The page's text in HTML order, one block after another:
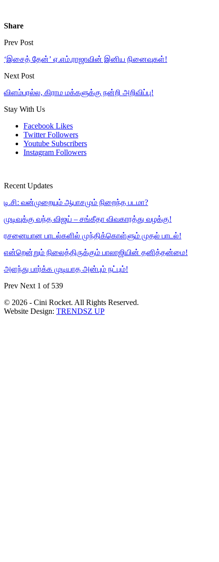
Share
Prev Post
‘இசைத் தேன்’ ஏ.எம்.ராஜாவின் இனிய நினைவுகள்!
Next Post
விளம்பரல்ல, கிராம மக்களுக்கு நன்றி அறிவிப்பு!
Stay With Us
Facebook Likes
Twitter Followers
Youtube Subscribers
Instagram Followers
Recent Updates
டி.சி: வன்முறையும் ஆபாசமும் நிறைந்த படமா?
முடிவுக்கு வந்த விஜய் – சங்கீதா விவகாரத்து வழக்கு!
ரசனையான பாடல்களில் முந்திக்கொள்ளும் முதல் பாடல்!
என்றென்றும் நிலைத்திருக்கும் பாலாஜியின் தனித்தன்மை!
அளந்து பார்க்க முடியாத அன்பும் நட்பும்!
Prev Next 1 of 539
© 2026 - Cini Rocket. All Rights Reserved.
Website Design: TRENDSZ UP